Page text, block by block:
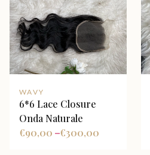
WAVY
6*6 Lace Closure
Onda Naturale
90,00
€ – 300,00
€